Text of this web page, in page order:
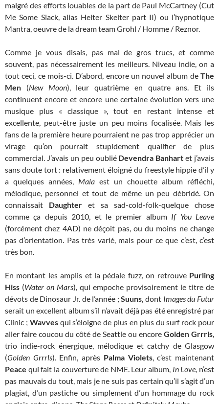
malgré des efforts louables de la part de Paul McCartney (Cut
Me Some Slack, alias Helter Skelter part II) ou l’hypnotique
Mantra, oeuvre de la dream team Grohl / Homme / Reznor.
Comme je vous disais, pas mal de gros trucs, et comme
souvent, pas nécessairement les meilleurs. Niveau indie, on a
tout ceci, ce mois-ci. D’abord, encore un nouvel album de The
Men (New Moon), leur quatrième en quatre ans. Et ils
continuent encore et encore une certaine évolution vers une
musique plus « classique », tout en restant intense et
excellente, peut-être juste un peu moins focalisée. Mais les
fans de la première heure pourraient ne pas trop apprécier un
virage qu’on pourrait stupidement qualifier de plus
commercial. J’avais un peu oubliéDevendra Banhart et j’avais
sans doute tort : relativement éloigné du freestyle hippie d’il y
a quelques années, Mala est un chouette album réfléchi,
mélodique, personnel et tout de même un peu débridé. On
connaissait Daughter et sa sad-cold-folk-quelque chose
comme ça depuis 2010, et le premier album If You Leave
(forcément chez 4AD) ne déçoit pas, ou du moins ne change
pas d’orientation. Pas très varié, mais pour ce que c’est, c’est
très bon.
En montant les amplis et la pédale fuzz, on retrouve Purling
Hiss (Water on Mars), qui empoche provisoirement le titre de
dévots de Dinosaur Jr. de l’année ;Suuns, dont Images du Futur
serait un excellent album s’il n’avait déjà pas été enregistré par
Clinic ; Wavvesqui s’éloigne de plus en plus du surf rock pour
aller faire coucou du côté de Seattle ou encore Golden Grrrls,
trio indie-rock énergique, mélodique et catchy de Glasgow
(Golden Grrrls). Enfin, après Palma Violets, c’est maintenant
Peace qui fait la couverture de NME. Leur album, In Love, n’est
pas mauvais du tout, mais je ne suis pas certain qu’il s’agit d’un
plagiat, d’un pastiche ou simplement d’un hommage du rock